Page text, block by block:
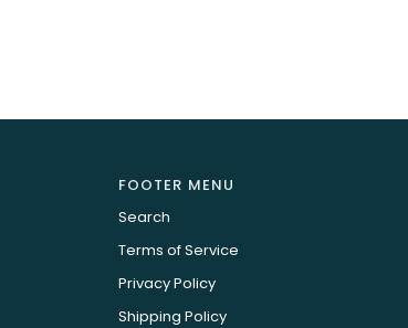
FOOTER MENU
Search
Terms of Service
Privacy Policy
Shipping Policy